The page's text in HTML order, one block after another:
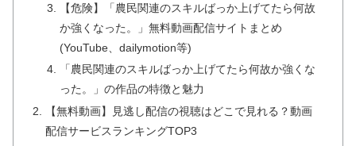
【危険】「農民関連のスキルばっか上げてたら何故
か強くなった。」無料動画配信サイトまとめ
(YouTube、dailymotion等)
「農民関連のスキルばっか上げてたら何故か強くな
った。」の作品の特徴と魅力
【無料動画】見逃し配信の視聴はどこで見れる？動画
配信サービスランキングTOP3